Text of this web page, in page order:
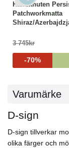
Handknuten
Patchworkmatta
Shiraz/
3 745kr
-70%
Varumärke
D-sign
D-sign tillverkar
olika färger och